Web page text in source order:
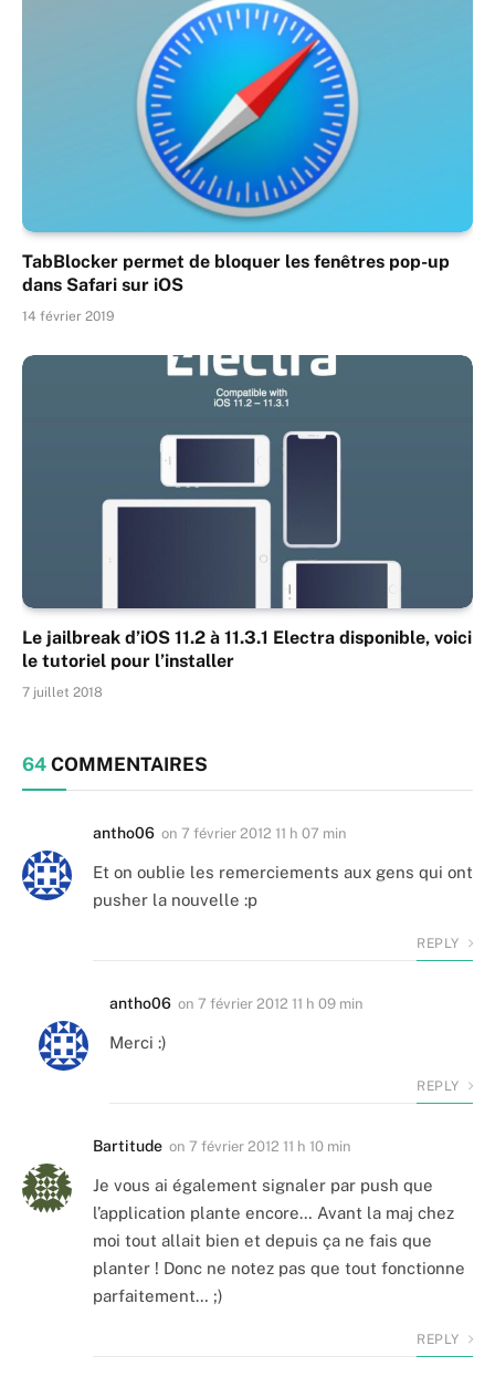
TabBlocker permet de bloquer les fenêtres pop-up
dans Safari sur iOS
14 février 2019
Le jailbreak d’iOS 11.2 à 11.3.1 Electra disponible, voici
le tutoriel pour l’installer
7 juillet 2018
64 COMMENTAIRES
antho06 on 7 février 2012 11 h 07 min
Et on oublie les remerciements aux gens qui ont
pusher la nouvelle :p
REPLY
antho06 on 7 février 2012 11 h 09 min
Merci :)
REPLY
Bartitude on 7 février 2012 11 h 10 min
Je vous ai également signaler par push que
l’application plante encore… Avant la maj chez
moi tout allait bien et depuis ça ne fais que
planter ! Donc ne notez pas que tout fonctionne
parfaitement… ;)
REPLY